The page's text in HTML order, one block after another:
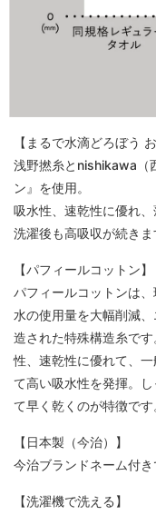
【まるで水滴どろぼう
浅野撚糸とnishikawa（
ン』を使用。
吸水性、速乾性に優れ、
洗濯後も高吸収が続きま
【パフィールコットン】
パフィールコットンは
水の使用量を大幅削減
造された特殊構造糸で
性、速乾性に優れて、
て高い吸水性を発揮。
て早く乾くのが特徴です
【日本製（今治）】
今治ブランドネーム付き
【洗濯機で洗える】